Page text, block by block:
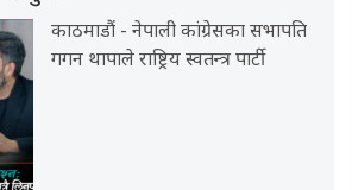
काठमाडौं - नेपाली कांग्रेसका सभापति
गगन थापाले राष्ट्रिय स्वतन्त्र पार्टी